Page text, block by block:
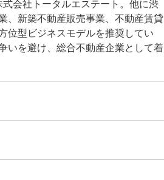
会社トータルエステート。他に渋
、新築不動産販売事業、不動産賃貸
位型ビジネスモデルを推奨してい
いを避け、総合不動産企業として着